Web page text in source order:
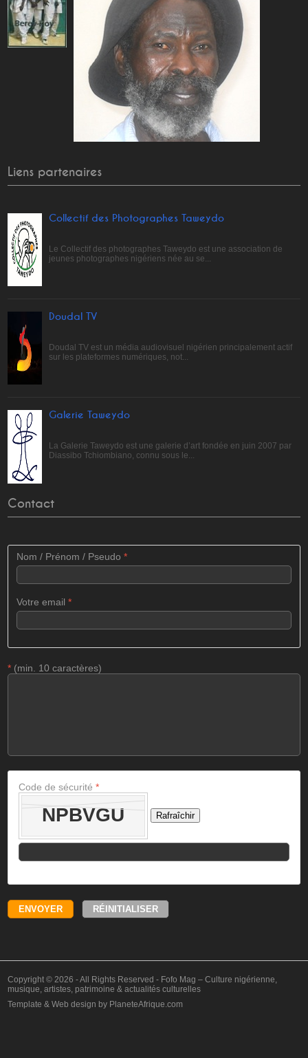
Liens partenaires
Collectif des Photographes Taweydo
Le Collectif des photographes Taweydo est une association de
jeunes photographes nigériens née au se...
Doudal TV
Doudal TV est un média audiovisuel nigérien principalement actif
sur les plateformes numériques, not...
Galerie Taweydo
La Galerie Taweydo est une galerie d’art fondée en juin 2007 par
Diassibo Tchiombiano, connu sous le...
Contact
Nom / Prénom / Pseudo*
Votre email*
* (min. 10 caractères)
Code de sécurité*
Rafraîchir
Copyright © 2026 - All Rights Reserved - Fofo Mag – Culture nigérienne,
musique, artistes, patrimoine & actualités culturelles
Template & Web design by PlaneteAfrique.com